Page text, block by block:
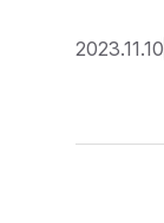
2023.11.10